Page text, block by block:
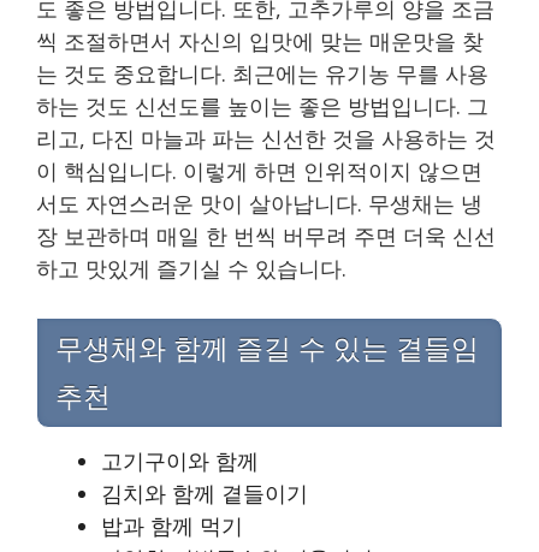
도 좋은 방법입니다. 또한, 고추가루의 양을 조금
씩 조절하면서 자신의 입맛에 맞는 매운맛을 찾
는 것도 중요합니다. 최근에는 유기농 무를 사용
하는 것도 신선도를 높이는 좋은 방법입니다. 그
리고, 다진 마늘과 파는 신선한 것을 사용하는 것
이 핵심입니다. 이렇게 하면 인위적이지 않으면
서도 자연스러운 맛이 살아납니다. 무생채는 냉
장 보관하며 매일 한 번씩 버무려 주면 더욱 신선
하고 맛있게 즐기실 수 있습니다.
무생채와 함께 즐길 수 있는 곁들임
추천
고기구이와 함께
김치와 함께 곁들이기
밥과 함께 먹기